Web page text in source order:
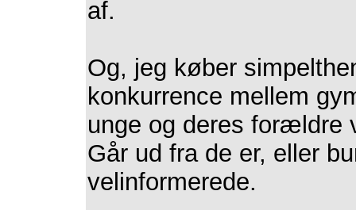
af.
Og, jeg køber
konkurrence mellem
unge og deres forældre
Går ud fra de er, eller
velinformerede.